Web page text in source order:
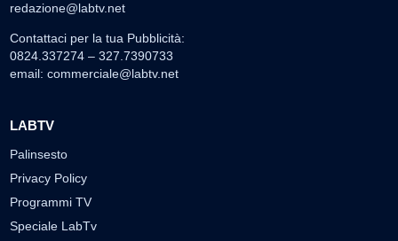
redazione@labtv.net
Contattaci per la tua Pubblicità:
0824.337274 – 327.7390733
email: commerciale@labtv.net
LABTV
Palinsesto
Privacy Policy
Programmi TV
Speciale LabTv